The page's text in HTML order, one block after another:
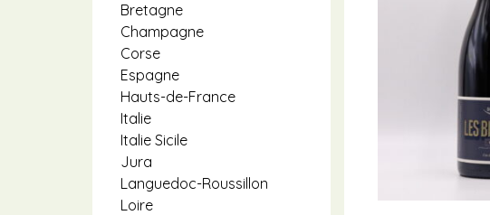
Bretagne
Champagne
Corse
Espagne
Hauts-de-France
Italie
Italie Sicile
Jura
Languedoc-Roussillon
Loire